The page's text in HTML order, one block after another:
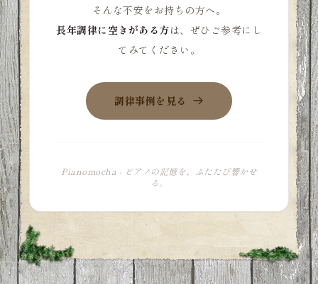
そんな不安をお持ちの方へ。
長年調律に空きがある方は、ぜひご参考にし
てみてください。
調律事例を見る
Pianomocha - ピアノの記憶を、ふたたび響かせ
る。